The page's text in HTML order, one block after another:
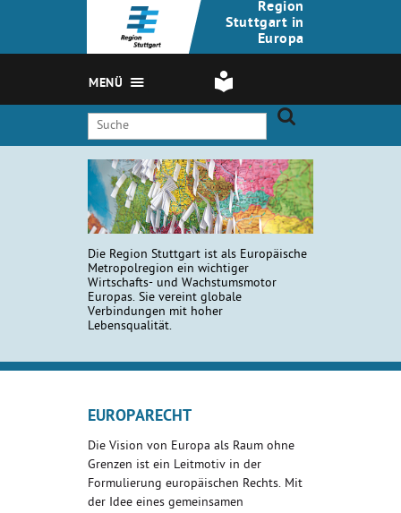
Region
Stuttgart in
Europa
MENÜ
Die Region Stuttgart ist als Europäische
Metropolregion ein wichtiger
Wirtschafts- und Wachstumsmotor
Europas. Sie vereint globale
Verbindungen mit hoher
Lebensqualität.
EUROPARECHT
Die Vision von Europa als Raum ohne
Grenzen ist ein Leitmotiv in der
Formulierung europäischen Rechts. Mit
der Idee eines gemeinsamen